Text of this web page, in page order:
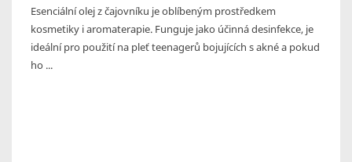
Esenciální olej z čajovníku je oblíbeným prostředkem
kosmetiky i aromaterapie. Funguje jako účinná desinfekce, je
ideální pro použití na pleť teenagerů bojujících s akné a pokud
ho ...